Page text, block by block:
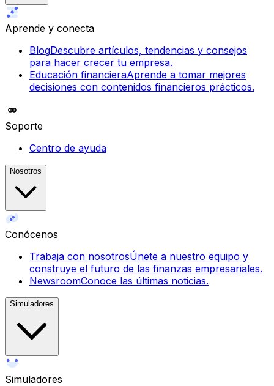
Aprende y conecta
BlogDescubre artículos, tendencias y consejos
para hacer crecer tu empresa.
Educación financieraAprende a tomar mejores
decisiones con contenidos financieros prácticos.
Soporte
Centro de ayuda
Nosotros
Conócenos
Trabaja con nosotrosÚnete a nuestro equipo y
construye el futuro de las finanzas empresariales.
NewsroomConoce las últimas noticias.
Simuladores
Simuladores